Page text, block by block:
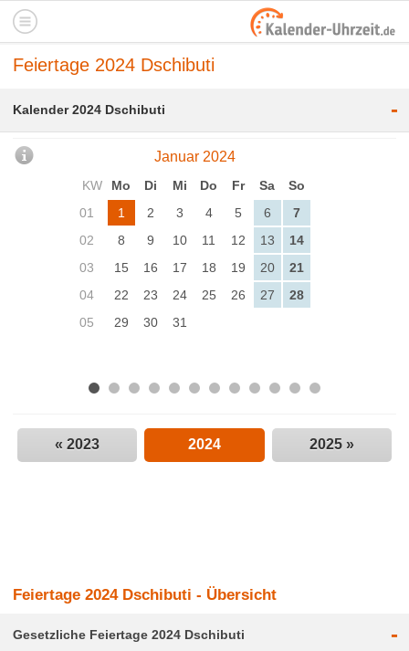
Feiertage 2024 Dschibuti
Kalender 2024 Dschibuti -
Januar 2024
KW Mo Di Mi Do Fr Sa
So
01
1 2 3 4 5 6
7
02
8 9 10 11 12 13
14
03
15 16 17 18 19 20
21
04
22 23 24 25 26 27
28
05
29 30 31
« 2023 2024 2025 »
Feiertage 2024 Dschibuti - Übersicht
Gesetzliche Feiertage 2024 Dschibuti -